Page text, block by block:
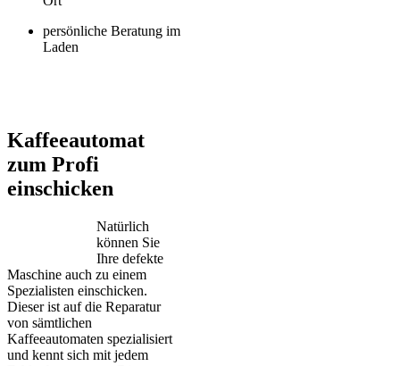
persönliche Beratung im
Laden
Kaffeeautomat
zum Profi
einschicken
Natürlich
können Sie
Ihre defekte
Maschine auch zu einem
Spezialisten einschicken.
Dieser ist auf die Reparatur
von sämtlichen
Kaffeeautomaten spezialisiert
und kennt sich mit jedem